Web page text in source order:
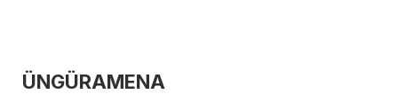
ÜNGÜRAMENA